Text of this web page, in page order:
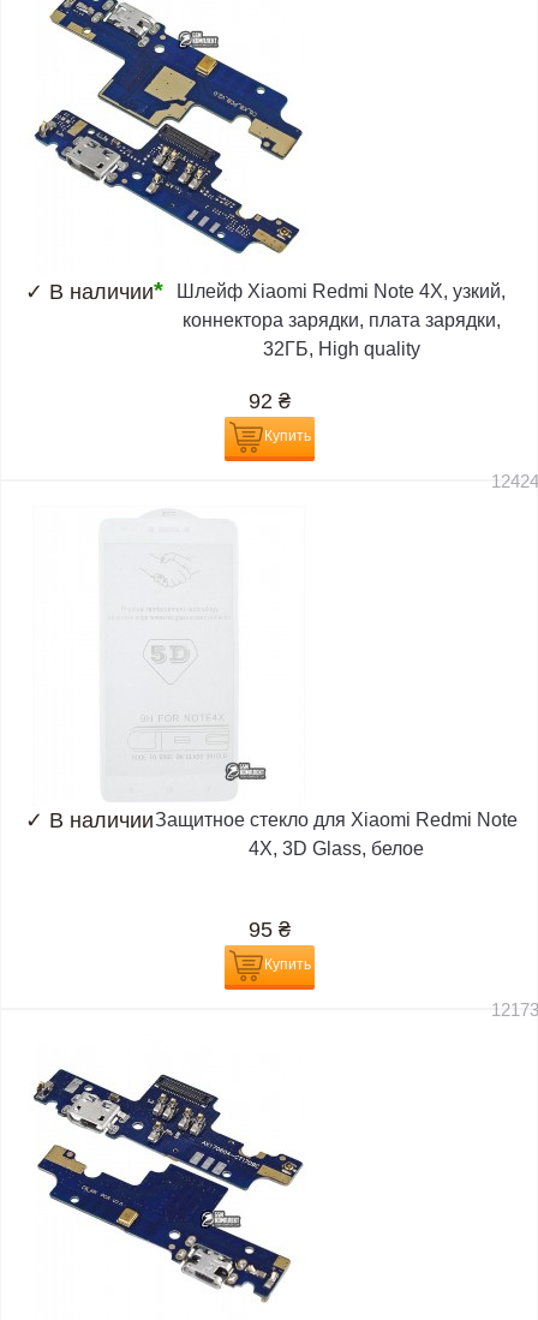
✓ В наличии*
Шлейф Xiaomi Redmi Note 4X, узкий,
коннектора зарядки, плата зарядки,
32ГБ, High quality
92 ₴
Купить
✓ В наличииЗащитное стекло для Xiaomi Redmi Note
4X, 3D Glass, белое
95 ₴
Купить